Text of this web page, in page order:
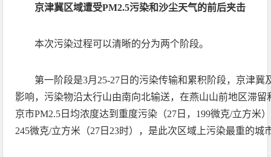
京津冀区域遭受PM2.5污染和沙尘天气的前后夹击
本次污染过程可以清晰的分为两个阶段。
第一阶段是3月25-27日的污染传输和累积阶段，京津冀
影响，污染物沿太行山由南向北输送，在燕山山前地区滞留
京市PM2.5日均浓度达到重度污染（27日，199微克/立方米
245微克/立方米（27日23时），是此次区域上污染最重的城